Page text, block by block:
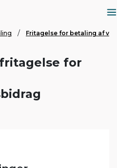
Fritagelse for betaling af v
for